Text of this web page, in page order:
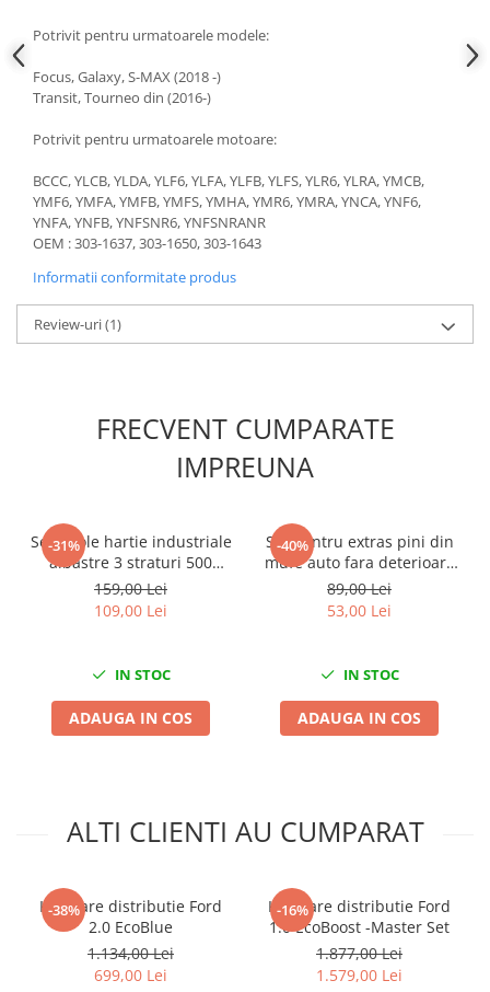
Slefuitoare electrice
Scule fixare distributie
Alfa romeo
Bmw
Chevrolet
Chrysler
Citroen
Fiat
Ford
Jaguar
Nissan
Opel
Skoda
Volkswagen
Scule pentru tinichigerie
Scule Pneumatice
Accesorii Pneumatice
Alte scule pneumatice
Potrivit pentru urmatoarele modele:
Focus, Galaxy, S-MAX (2018 -)
Transit, Tourneo din (2016-)
Potrivit pentru urmatoarele motoare:
BCCC, YLCB, YLDA, YLF6, YLFA, YLFB, YLFS, YLR6, YLRA, YMCB,
YMF6, YMFA, YMFB, YMFS, YMHA, YMR6, YMRA, YNCA, YNF6,
YNFA, YNFB, YNFSNR6, YNFSNRANR
OEM : 303-1637, 303-1650, 303-1643
Informatii conformitate produs
Review-uri(1)
FRECVENT CUMPARATE
IMPREUNA
-31%
Set 2 role hartie industriale
albastre 3 straturi 500
portii,170M/rola 34x22cm
Mega Blue
159,00 Lei
109,00 Lei
IN STOC
ADAUGA IN COS
-40%
Set pentru extras pini din
mufe auto fara deterioare
38 piese
89,00 Lei
53,00 Lei
IN STOC
ADAUGA IN COS
ALTI CLIENTI AU CUMPARAT
-38%
Kit fixare distributie Ford
2.0 EcoBlue
1.134,00 Lei
699,00 Lei
-16%
Kit fixare distributie Ford
1.0 EcoBoost -Master Set
1.877,00 Lei
1.579,00 Lei